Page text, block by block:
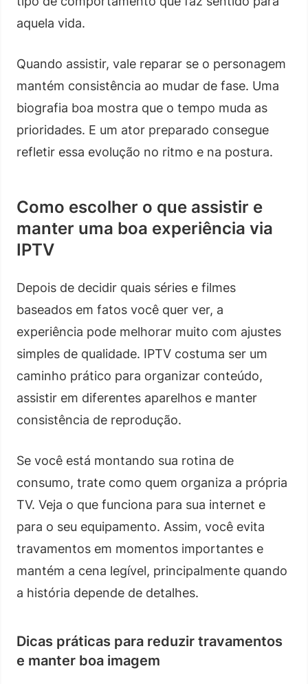
aquela vida.
Quando assistir, vale reparar se o personagem
mantém consistência ao mudar de fase. Uma
biografia boa mostra que o tempo muda as
prioridades. E um ator preparado consegue
refletir essa evolução no ritmo e na postura.
Como escolher o que assistir e
manter uma boa experiência via
IPTV
Depois de decidir quais séries e filmes
baseados em fatos você quer ver, a
experiência pode melhorar muito com ajustes
simples de qualidade. IPTV costuma ser um
caminho prático para organizar conteúdo,
assistir em diferentes aparelhos e manter
consistência de reprodução.
Se você está montando sua rotina de
consumo, trate como quem organiza a própria
TV. Veja o que funciona para sua internet e
para o seu equipamento. Assim, você evita
travamentos em momentos importantes e
mantém a cena legível, principalmente quando
a história depende de detalhes.
Dicas práticas para reduzir travamentos
e manter boa imagem